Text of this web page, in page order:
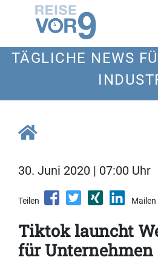
TÄGLICHE NEWS
30. Juni 2020 | 07:00 Uhr
Teilen Mailen
Tiktok launcht
für Unternehmen